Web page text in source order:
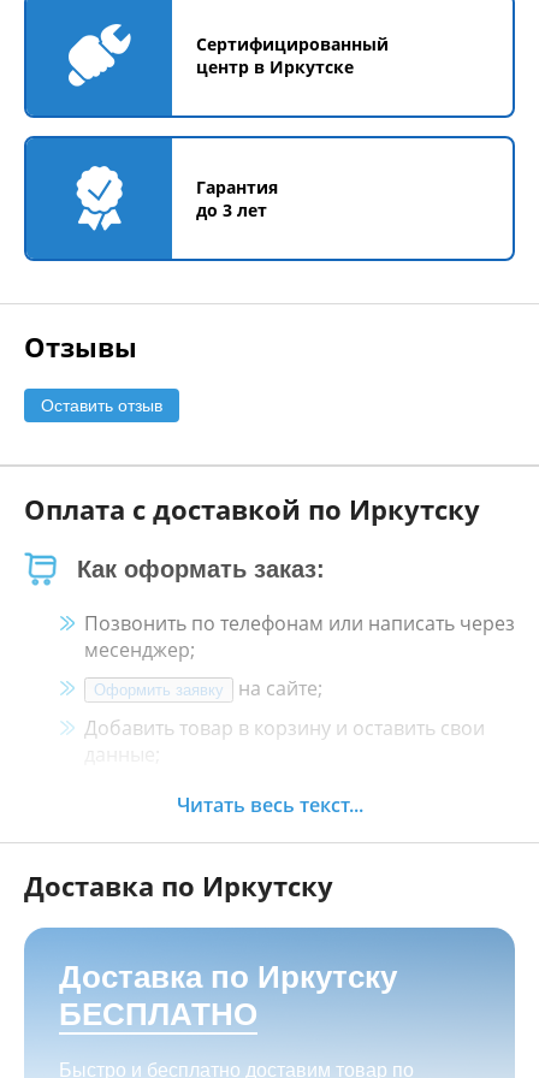
Сертифицированный
центр в Иркутске
Гарантия
до 3 лет
Отзывы
Оставить отзыв
Оплата с доставкой по Иркутску
Как оформать заказ:
Позвонить по телефонам или написать через
месенджер;
Оформить заявку
на сайте;
Добавить товар в корзину и оставить свои
данные;
Менеджер свяжется с Вами в течение 30
Как оплатить:
Наличными, пластиковой картой, кредитной
картой и картой ХАЛВА в кассе нашего
магазина по адресуг. Иркутск, ул. Баррикад
24а, Мотосалон БАРС
Переводом на корпоративную карту
Читать весь текст...
Доставка по Иркутску
Доставка по Иркутску
БЕСПЛАТНО
Быстро и бесплатно доставим товар по